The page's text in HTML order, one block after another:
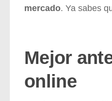
mercado. Ya sabes
Mejor
online